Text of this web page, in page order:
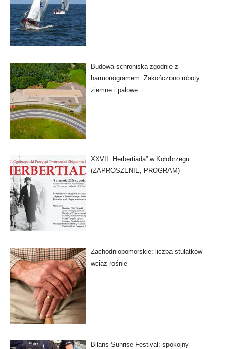
Budowa schroniska zgodnie z
harmonogramem. Zakończono roboty
ziemne i palowe
XXVII „Herbertiada” w Kołobrzegu
(ZAPROSZENIE, PROGRAM)
Zachodniopomorskie: liczba stulatków
wciąż rośnie
Bilans Sunrise Festival: spokojny